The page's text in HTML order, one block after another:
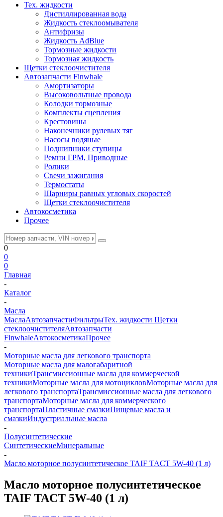
Тех. жидкости
Дистиллированная вода
Жидкость стеклоомывателя
Антифризы
Жидкость AdBlue
Тормозные жидкости
Тормозная жидкость
Щетки стеклоочистителя
Автозапчасти Finwhale
Амортизаторы
Высоковольтные провода
Колодки тормозные
Комплекты сцепления
Крестовины
Наконечники рулевых тяг
Насосы водяные
Подшипники ступицы
Ремни ГРМ, Приводные
Ролики
Свечи зажигания
Термостаты
Шарниры равных угловых скоростей
Щетки стеклоочистителя
Автокосметика
Прочее
0
0
0
Главная
-
Каталог
-
Масла
МаслаАвтозапчастиФильтрыТех. жидкости Щетки
стеклоочистителяАвтозапчасти
FinwhaleАвтокосметикаПрочее
-
Моторные масла для легкового транспорта
Моторные масла для малогабаритной
техникиТрансмиссионные масла для коммерческой
техникиМоторные масла для мотоцикловМоторные масла для
легкового транспортаТрансмиссионные масла для легкового
транспортаМоторные масла для коммерческого
транспортаПластичные смазкиПищевые масла и
смазкиИндустриальные масла
-
Полусинтетические
СинтетическиеМинеральные
-
Масло моторное полусинтетическое TAIF TACT 5W-40 (1 л)
Масло моторное полусинтетическое
TAIF TACT 5W-40 (1 л)